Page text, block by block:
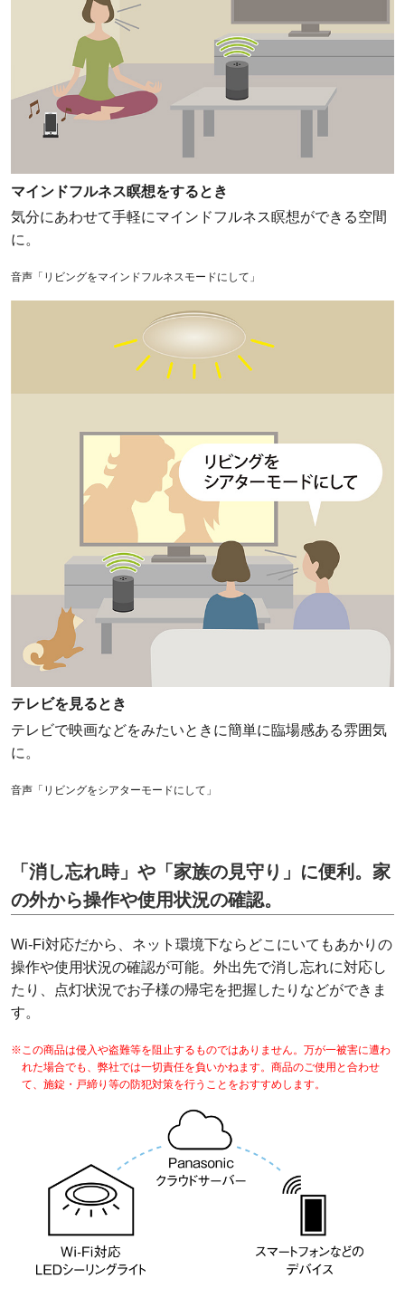
マインドフルネス瞑想をするとき
気分にあわせて手軽にマインドフルネス瞑想ができる空間
に。
音声「リビングをマインドフルネスモードにして」
テレビを見るとき
テレビで映画などをみたいときに簡単に臨場感ある雰囲気
に。
音声「リビングをシアターモードにして」
「消し忘れ時」や「家族の見守り」に便利。家
の外から操作や使用状況の確認。
Wi-Fi対応だから、ネット環境下ならどこにいてもあかりの
操作や使用状況の確認が可能。外出先で消し忘れに対応し
たり、点灯状況でお子様の帰宅を把握したりなどができま
す。
※この商品は侵入や盗難等を阻止するものではありません。万が一被害に遭わ
れた場合でも、弊社では一切責任を負いかねます。商品のご使用と合わせ
て、施錠・戸締り等の防犯対策を行うことをおすすめします。